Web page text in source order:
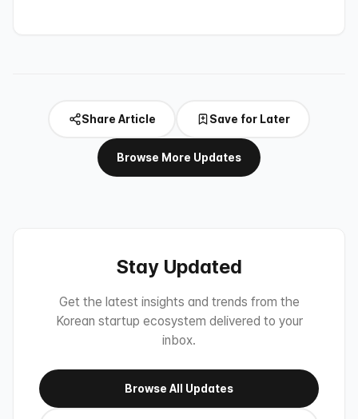
Share Article Save for Later
Browse More Updates
Stay Updated
Get the latest insights and trends from the
Korean startup ecosystem delivered to your
inbox.
Browse All Updates